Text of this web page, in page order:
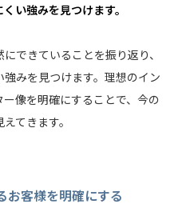
い強みを見つけます。
できていることを振り返り、
みを見つけます。理想のイン
像を明確にすることで、今の
てきます。
お客様を明確にする